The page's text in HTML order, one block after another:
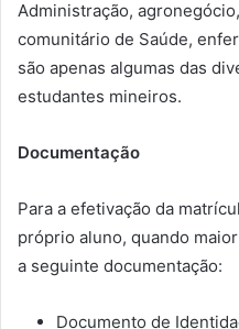
Administração,
comunitário de Saúde,
são apenas algumas das
estudantes mineiros.
Documentação
Para a efetivação da
próprio aluno, quando
a seguinte documentação:
Documento de